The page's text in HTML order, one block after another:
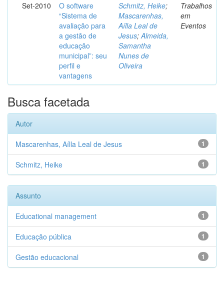
Set-2010
O software
“Sistema de
avaliação para
a gestão de
educação
municipal”: seu
perfil e
vantagens
Schmitz, Heike;
Mascarenhas,
Aílla Leal de
Jesus;Almeida,
Samantha
Nunes de
Oliveira
Trabalhos
em
Eventos
Busca facetada
Autor
1
Mascarenhas, Aílla Leal de Jesus
1
Schmitz, Heike
Assunto
1
Educational management
1
Educação pública
1
Gestão educacional